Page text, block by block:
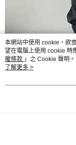
本網站中使用 cookie，欲
望在電腦上使用 cookie 時
權條款 」之 Cookie 聲明
用條款之 Cookie 聲明使用
了解更多 >